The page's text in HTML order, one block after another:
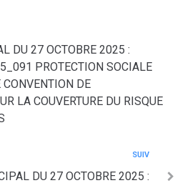
DU 27 OCTOBRE 2025 :
PROTECTION SOCIALE
DE
LA COUVERTURE DU RISQUE
SUIV
DU 27 OCTOBRE 2025 :